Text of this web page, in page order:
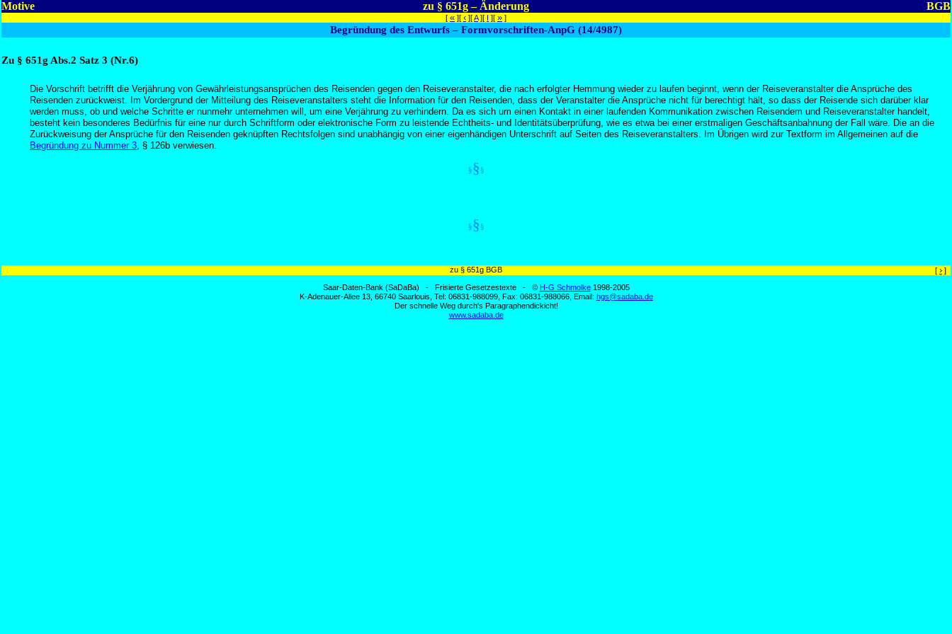
Motive zu § 651g – Änderung BGB
[ « ][ ‹ ][A][ I ][ » ]
Begründung des Entwurfs – Formvorschriften-AnpG (14/4987)
Zu § 651g Abs.2 Satz 3 (Nr.6)
Die Vorschrift betrifft die Verjährung von Gewährleistungsansprüchen des Reisenden gegen den Reiseveranstalter, die nach erfolgter Hemmung wieder zu laufen beginnt, wenn der Reiseveranstalter die Ansprüche des
Reisenden zurückweist. Im Vordergrund der Mitteilung des Reiseveranstalters steht die Information für den Reisenden, dass der Veranstalter die Ansprüche nicht für berechtigt hält, so dass der Reisende sich darüber klar
werden muss, ob und welche Schritte er nunmehr unternehmen will, um eine Verjährung zu verhindern. Da es sich um einen Kontakt in einer laufenden Kommunikation zwischen Reisendem und Reiseveranstalter handelt,
besteht kein besonderes Bedürfnis für eine nur durch Schriftform oder elektronische Form zu leistende Echtheits- und Identitätsüberprüfung, wie es etwa bei einer erstmaligen Geschäftsanbahnung der Fall wäre. Die an die
Zurückweisung der Ansprüche für den Reisenden geknüpften Rechtsfolgen sind unabhängig von einer eigenhändigen Unterschrift auf Seiten des Reiseveranstalters. Im Übrigen wird zur Textform im Allgemeinen auf die
Begründung zu Nummer 3 , § 126b verwiesen.
§§ §
§§ §
zu § 651g BGB [ › ]
Saar-Daten-Bank (SaDaBa) - Frisierte Gesetzestexte - © H-G Schmolke1998-2005
K-Adenauer-Allee 13, 66740 Saarlouis, Tel: 06831-988099, Fax: 06831-988066, Email: hgs@sadaba.de
Der schnelle Weg durch's Paragraphendickicht!
www.sadaba.de